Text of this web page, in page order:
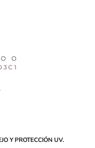
Y PROTECCIÓN UV.